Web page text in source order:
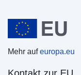
Mehr aufeuropa.eu